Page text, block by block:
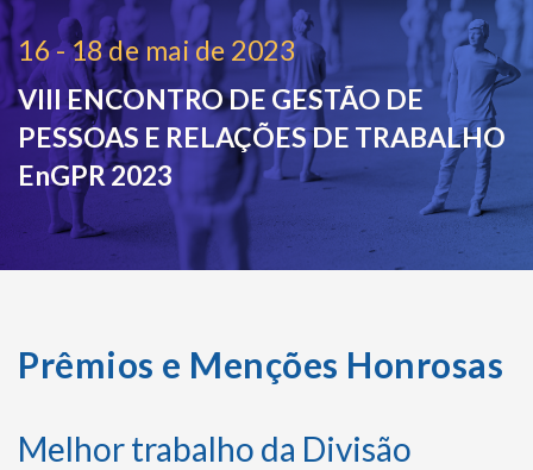
16 - 18 de mai de 2023
VIII ENCONTRO DE GESTÃO DE
PESSOAS E RELAÇÕES DE TRABALHO
EnGPR 2023
Prêmios e Menções Honrosas
Melhor trabalho da Divisão